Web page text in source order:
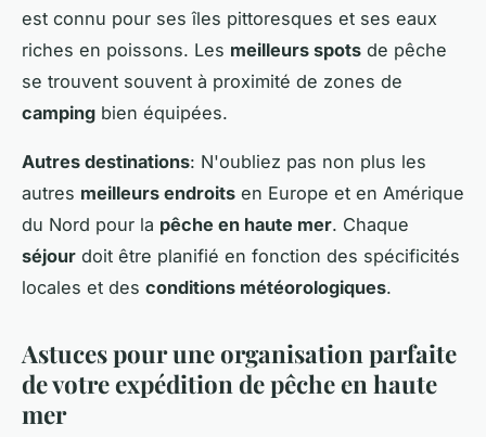
est connu pour ses îles pittoresques et ses eaux
riches en poissons. Les meilleurs spots de pêche
se trouvent souvent à proximité de zones de
camping bien équipées.
Autres destinations: N'oubliez pas non plus les
autres meilleurs endroits en Europe et en Amérique
du Nord pour la pêche en haute mer. Chaque
séjour doit être planifié en fonction des spécificités
locales et des conditions météorologiques.
Astuces pour une organisation parfaite
de votre expédition de pêche en haute
mer